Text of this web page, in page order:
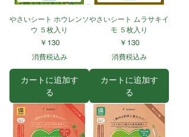
やさいシート ホウレンソ
ウ ５枚入り
価格
￥130
消費税込み
カートに追加す
る
やさいシート ムラサキイ
モ ５枚入り
価格
￥130
消費税込み
カートに追加す
る